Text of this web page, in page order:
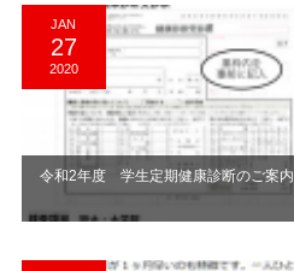
JAN
27
2020
令和2年度 学生定期健康診断のご案内